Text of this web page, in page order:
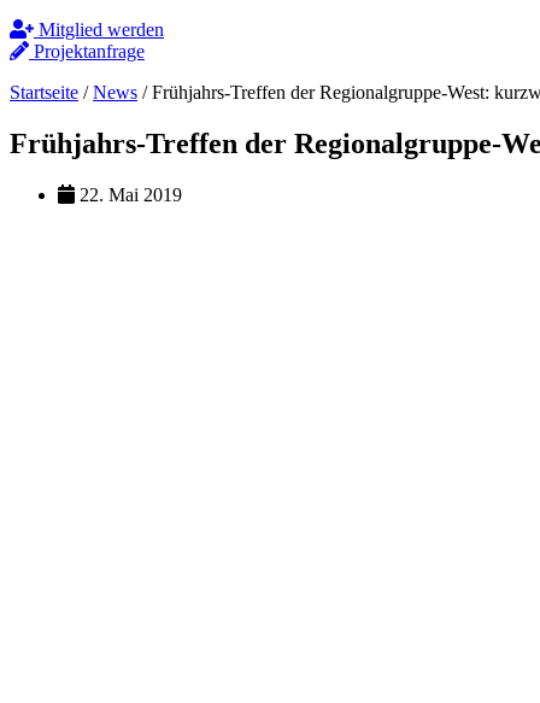
Mitglied werden
Projektanfrage
Startseite /News /Frühjahrs-Treffen der Regionalgruppe-West:
Frühjahrs-Treffen der Regionalgruppe-
22. Mai 2019